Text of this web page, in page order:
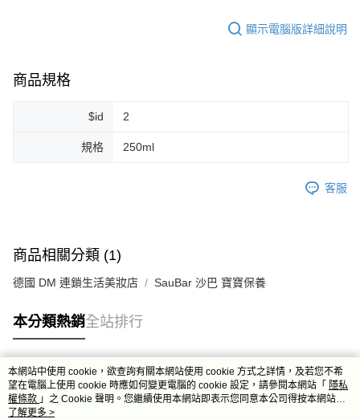
7-11取貨付款
7-11純取貨 (先付款
每筆NT$80，滿NT$999(含以上)免運費
每筆NT$250，滿NT$3,000(含以上)免運費
付款後門市自取
顯示電腦版詳細說明
商品規格
$id 2
規格 250ml
客服
商品相關分類 (1)
德國 DM 連鎖生活美妝店 SauBar 沙巴 寶寶保養
本分類熱銷全站排行
熱門標籤
本網站中使用 cookie，欲查詢有關本網站使用 cookie 方式之詳情，及若您不希
望在電腦上使用 cookie 時應如何變更電腦的 cookie 設定，請參閱本網站「 隱私
權條款 」之 Cookie 聲明。您繼續使用本網站即表示您同意本公司得按本網站使
用條款之 Cookie 聲明使用 cookie。
了解更多 >